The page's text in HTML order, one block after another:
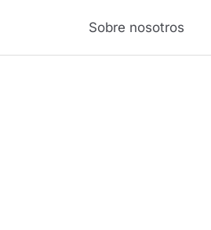
Sobre nosotros